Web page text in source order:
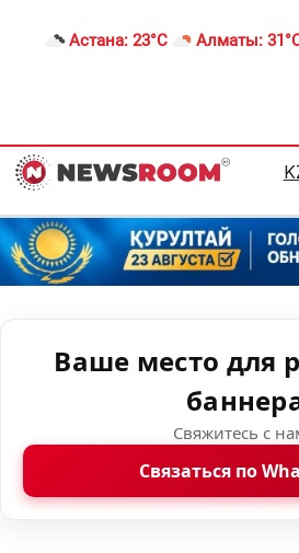
Астана: 23°C Алматы:
Ваше место для
Свяжитесь с
Связаться по